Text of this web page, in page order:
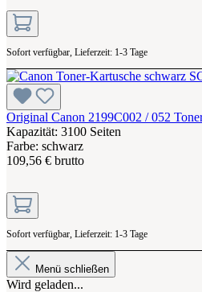
Sofort verfügbar, Lieferzeit: 1-3 Tage
Original Canon 2199C002 / 052
Kapazität: 3100 Seiten
Farbe: schwarz
109,56 € brutto
Sofort verfügbar, Lieferzeit: 1-3 Tage
Menü schließen
Wird geladen...